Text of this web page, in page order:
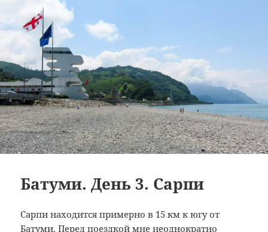
Батуми. День 3. Сарпи
Сарпи находится примерно в 15 км к югу от
Батуми. Перед поездкой мне неоднократно